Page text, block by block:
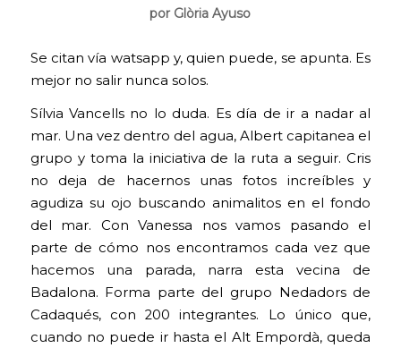
por Glòria Ayuso
Se citan vía watsapp y, quien puede, se apunta. Es
mejor no salir nunca solos.
Sílvia Vancells no lo duda. Es día de ir a nadar al
mar. Una vez dentro del agua, Albert capitanea el
grupo y toma la iniciativa de la ruta a seguir. Cris
no deja de hacernos unas fotos increíbles y
agudiza su ojo buscando animalitos en el fondo
del mar. Con Vanessa nos vamos pasando el
parte de cómo nos encontramos cada vez que
hacemos una parada, narra esta vecina de
Badalona. Forma parte del grupo Nedadors de
Cadaqués, con 200 integrantes. Lo único que,
cuando no puede ir hasta el Alt Empordà, queda